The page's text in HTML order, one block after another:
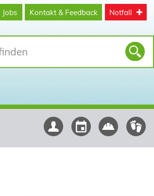
Jobs Kontakt & Feedback Notfall